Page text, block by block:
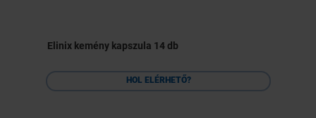
Elinix kemény kapszula 14 db
HOL ELÉRHETŐ?